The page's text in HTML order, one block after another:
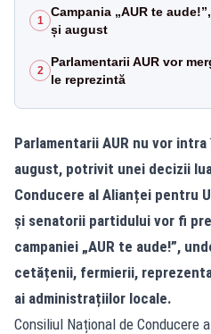
1
Campania „AUR te
și august
2
Parlamentarii AUR vor
le reprezintă
Parlamentarii AUR nu vor
august, potrivit unei decizii
Conducere al Alianței pentru
și senatorii partidului vor fi
campaniei „AUR te aude!”,
cetățenii, fermierii,
ai administrațiilor locale.
Consiliul Național de Conducere